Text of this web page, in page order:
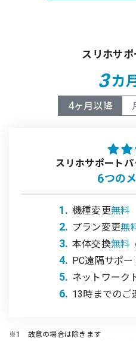
スリホサ
3 カ
4ヶ月以降
スリホサポート
6つの
1. 機種変更無料
2. プラン変更無
3. 本体交換無料
4. PC遠隔サポー
5. ネットワーク
6. 13時までのご
※1 故意の場合は除きます